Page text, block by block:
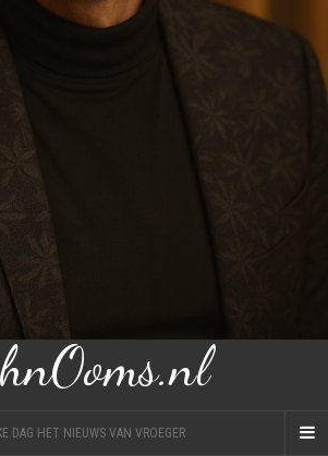
DAG HET NIEUWS VAN VROEGER